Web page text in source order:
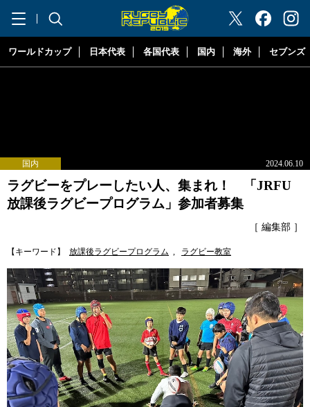
"ラグビーリパブリック"
ワールドカップ 日本代表 各国代表 国内 海外 セブンズ
国内 2024.06.10
ラグビーをプレーしたい人、集まれ！ 「JRFU
放課後ラグビープログラム」参加者募集
［ 編集部 ］
【キーワード】 放課後ラグビープログラム , ラグビー教室